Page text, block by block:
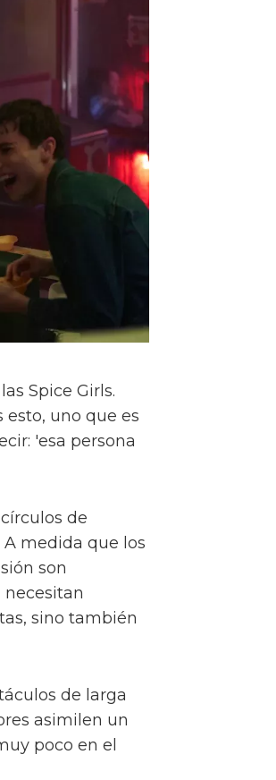
Spice Girls.
esto, uno que es
'esa persona
de
medida que los
son
necesitan
sino también
de larga
asimilen un
poco en el